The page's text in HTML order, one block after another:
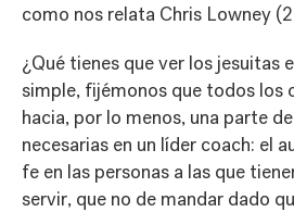
como nos relata Chris Lowney
¿Qué tienes que ver los jesuitas
simple, fijémonos que todos los
hacia, por lo menos, una parte
necesarias en un líder coach: el
fe en las personas a las que
servir, que no de mandar dado